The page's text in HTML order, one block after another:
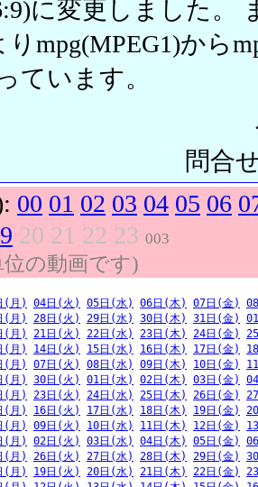
に変更しました。
りmpg(MPEG1)から
ています。
問合
00 01 02 03 04 05 06
20 21 22 23 003
の動画です)
(月) 04日(火) 05日(水) 06日(木) 07日(金)
(月) 28日(火) 29日(水) 30日(木) 31日(金)
(月) 21日(火) 22日(水) 23日(木) 24日(金)
(月) 14日(火) 15日(水) 16日(木) 17日(金)
(月) 07日(火) 08日(水) 09日(木) 10日(金)
(月) 30日(火) 01日(水) 02日(木) 03日(金)
(月) 23日(火) 24日(水) 25日(木) 26日(金)
(月) 16日(火) 17日(水) 18日(木) 19日(金)
(月) 09日(火) 10日(水) 11日(木) 12日(金)
(月) 02日(火) 03日(水) 04日(木) 05日(金)
(月) 26日(火) 27日(水) 28日(木) 29日(金)
(月) 19日(火) 20日(水) 21日(木) 22日(金)